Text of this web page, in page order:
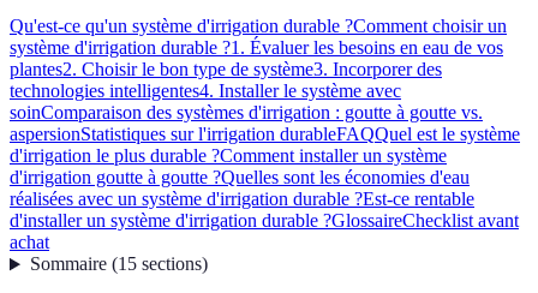
Qu'est-ce qu'un système d'irrigation durable ?Comment choisir un
système d'irrigation durable ?1. Évaluer les besoins en eau de vos
plantes2. Choisir le bon type de système3. Incorporer des
technologies intelligentes4. Installer le système avec
soinComparaison des systèmes d'irrigation : goutte à goutte vs.
aspersionStatistiques sur l'irrigation durableFAQQuel est le système
d'irrigation le plus durable ?Comment installer un système
d'irrigation goutte à goutte ?Quelles sont les économies d'eau
réalisées avec un système d'irrigation durable ?Est-ce rentable
d'installer un système d'irrigation durable ?GlossaireChecklist avant
achat
Sommaire(15 sections)